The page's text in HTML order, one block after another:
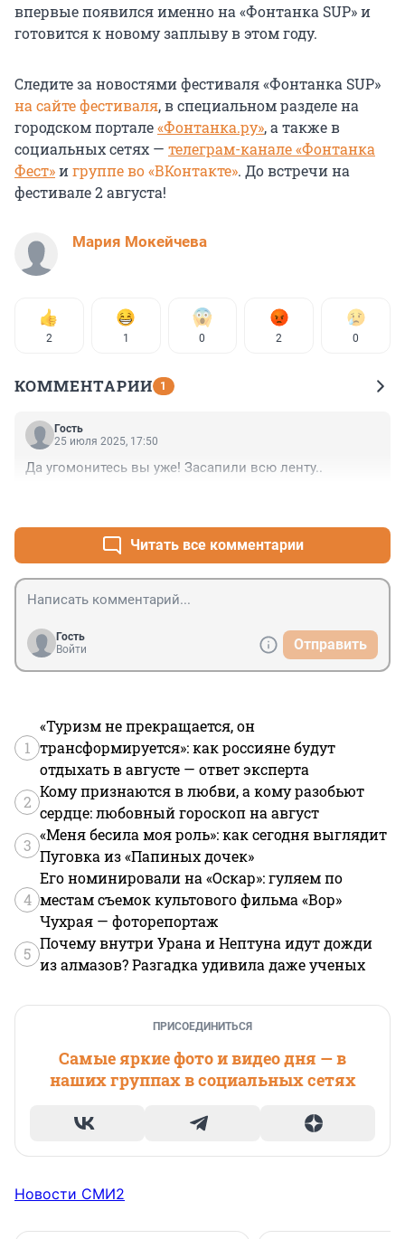
впервые появился именно на «Фонтанка SUP» и
готовится к новому заплыву в этом году.
Следите за новостями фестиваля «Фонтанка SUP»
на сайте фестиваля, в специальном разделе на
городском портале«Фонтанка.ру», а также в
социальных сетях — телеграм-канале «Фонтанка
Фест»игруппе во «ВКонтакте». До встречи на
фестивале2 августа!
Мария Мокейчева
2 1 0 2 0
КОММЕНТАРИИ 1
Гость
25 июля 2025, 17:50
Да угомонитесь вы уже! Засапили всю ленту..
Читать все комментарии
Гость
Войти
Отправить
1
«Туризм не прекращается, он
трансформируется»: как россияне будут
отдыхать в августе — ответ эксперта
2
Кому признаются в любви, а кому разобьют
сердце: любовный гороскоп на август
3
«Меня бесила моя роль»: как сегодня выглядит
Пуговка из «Папиных дочек»
4
Его номинировали на «Оскар»: гуляем по
местам съемок культового фильма «Вор»
Чухрая — фоторепортаж
5
Почему внутри Урана и Нептуна идут дожди
из алмазов? Разгадка удивила даже ученых
ПРИСОЕДИНИТЬСЯ
Самые яркие фото и видео дня — в
наших группах в социальных сетях
Новости СМИ2